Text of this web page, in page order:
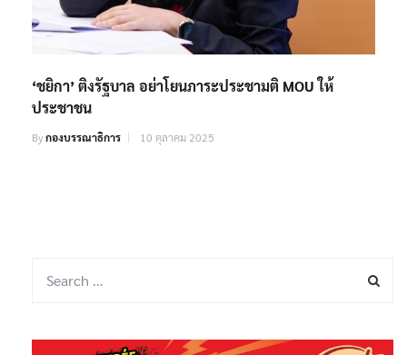
‘ชยิกา’ ติงรัฐบาล อย่าโยนภาระประชามติ MOU ให้
ประชาชน
Byกองบรรณาธิการ 10 ตุลาคม 2025